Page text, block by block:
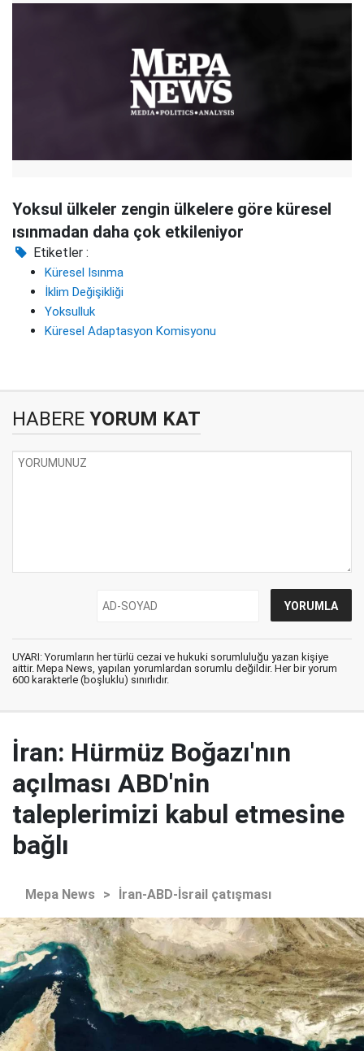
Yoksul ülkeler zengin ülkelere göre küresel
ısınmadan daha çok etkileniyor
Etiketler :
Küresel Isınma
İklim Değişikliği
Yoksulluk
Küresel Adaptasyon Komisyonu
HABERE YORUM KAT
UYARI: Yorumların her türlü cezai ve hukuki sorumluluğu yazan kişiye
aittir. Mepa News, yapılan yorumlardan sorumlu değildir. Her bir yorum
600 karakterle (boşluklu) sınırlıdır.
İran: Hürmüz Boğazı'nın
açılması ABD'nin
taleplerimizi kabul etmesine
bağlı
Mepa News > İran-ABD-İsrail çatışması